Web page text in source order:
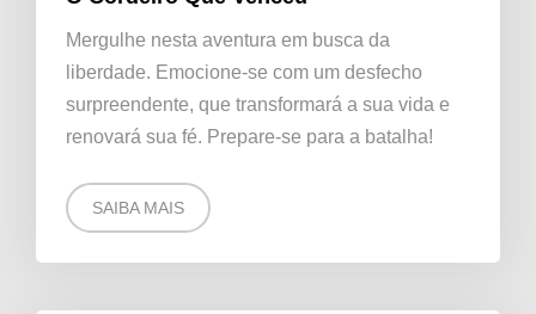
Mergulhe nesta aventura em busca da
liberdade. Emocione-se com um desfecho
surpreendente, que transformará a sua vida e
renovará sua fé. Prepare-se para a batalha!
SAIBA MAIS